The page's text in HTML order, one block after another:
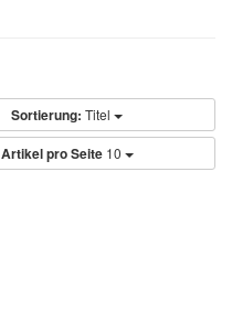
Sortierung: Titel
Artikel pro Seite 10